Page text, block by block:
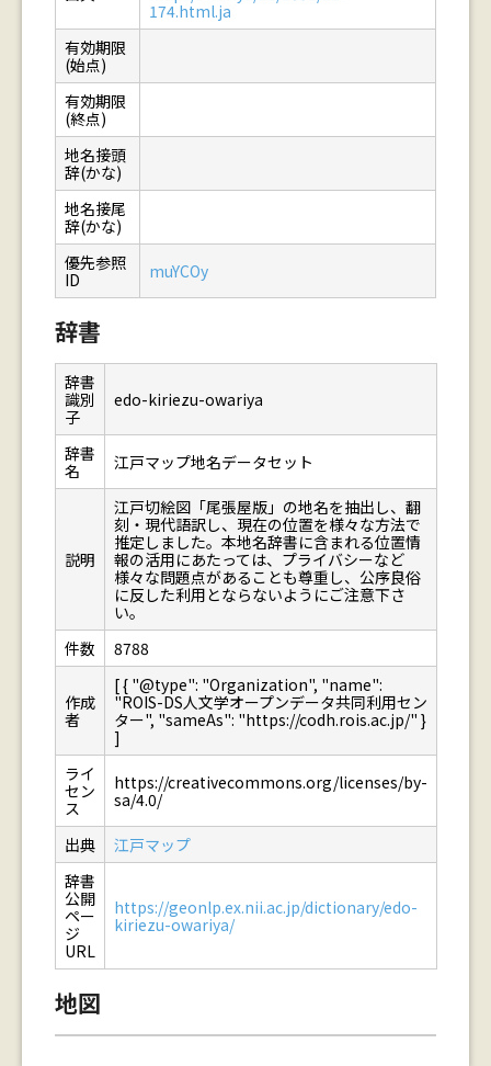
174.html.ja
有効期限
(始点)
有効期限
(終点)
地名接頭
辞(かな)
地名接尾
辞(かな)
優先参照
ID
muYCOy
辞書
辞書
識別
子
edo-kiriezu-owariya
辞書
名
江戸マップ地名データセット
説明
江戸切絵図「尾張屋版」の地名を抽出し、翻
刻・現代語訳し、現在の位置を様々な方法で
推定しました。本地名辞書に含まれる位置情
報の活用にあたっては、プライバシーなど
様々な問題点があることも尊重し、公序良俗
に反した利用とならないようにご注意下さ
い。
件数
8788
作成
者
[ { "@type": "Organization", "name":
"ROIS-DS人文学オープンデータ共同利用セン
ター", "sameAs": "https://codh.rois.ac.jp/" }
]
ライ
セン
ス
https://creativecommons.org/licenses/by-
sa/4.0/
出典
江戸マップ
辞書
公開
ペー
ジ
URL
https://geonlp.ex.nii.ac.jp/dictionary/edo-
kiriezu-owariya/
地図